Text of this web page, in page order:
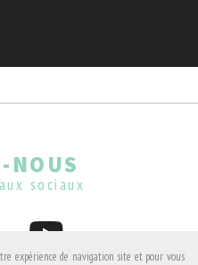
NOUS
sociaux
expérience de navigation site et pour vous